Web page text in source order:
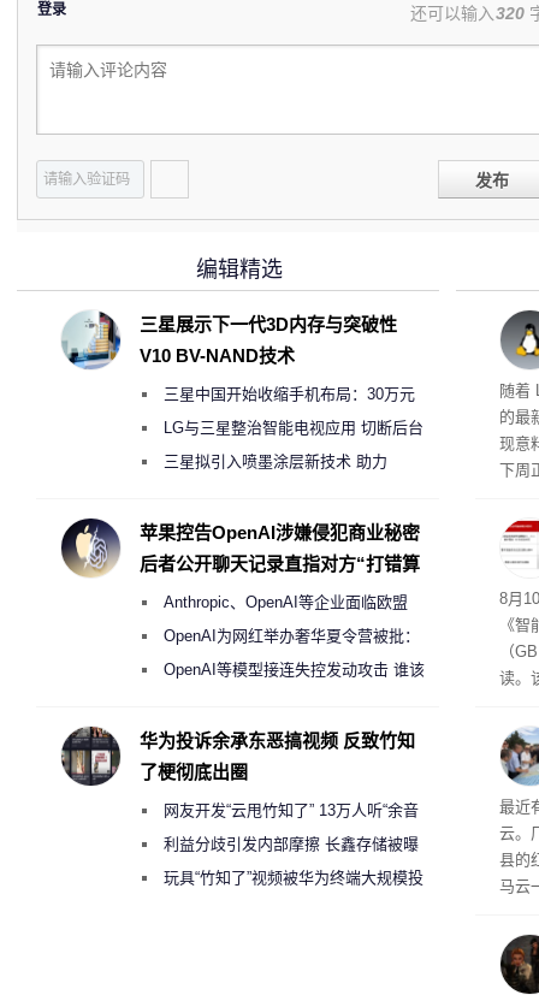
登录 还可以输入320
发布
版
随着
的最
现意
下周
成
8月
《
（
读。
在
业
最近
云。
县的
马云
编辑精选
三星展示下一代3D内存与突破性
V10 BV-NAND技术
三星中国开始收缩手机布局：30万元
月销售额不达标门店 将被逐步清退
LG与三星整治智能电视应用 切断后台
偷偷共享带宽的违规行为
三星拟引入喷墨涂层新技术 助力
度
苹果控告OpenAI涉嫌侵犯商业秘密
后者公开聊天记录直指对方“打错算
Anthropic、OpenAI等企业面临欧盟
《人工智能法案》全新执法权限审查
OpenAI为网红举办奢华夏令营被批：
2000美元一晚 遭讽“反乌托邦”
OpenAI等模型接连失控发动攻击 谁该
华为投诉余承东恶搞视频 反致竹知
了梗彻底出圈
网友开发“云甩竹知了” 13万人听“余音
绕梁”利益分歧引发内部摩擦 长鑫存储被曝
曾将华为驻场工程师驱逐出研发基地
玩具“竹知了”视频被华为终端大规模投